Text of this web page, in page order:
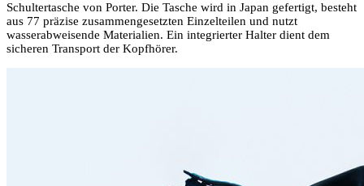
Schultertasche von Porter. Die Tasche wird in Japan gefertigt, besteht
aus 77 präzise zusammengesetzten Einzelteilen und nutzt
wasserabweisende Materialien. Ein integrierter Halter dient dem
sicheren Transport der Kopfhörer.